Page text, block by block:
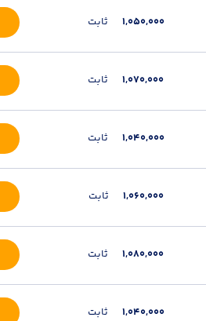
1,050,000 ثابت
فولاد مبارکه1,070,000 ثابت
فولاد مبارکه1,040,000 ثابت
1,060,000 ثابت
1,080,000 ثابت
1,040,000 ثابت